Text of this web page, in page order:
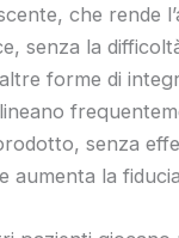
che rende
senza la
forme di
senza
aumenta la